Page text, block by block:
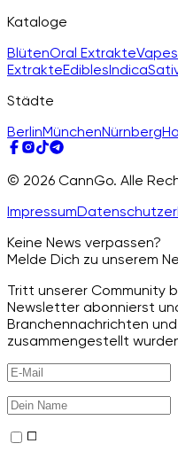
Kataloge
BlütenOral Extrakte
ExtrakteEdiblesIndica
Städte
BerlinMünchenNürnberg
© 2026 CannGo. Alle
Impressum
Keine News verpassen?
Melde Dich zu unserem
Tritt unserer Community
Newsletter abonnierst
Branchennachrichten
zusammengestellt